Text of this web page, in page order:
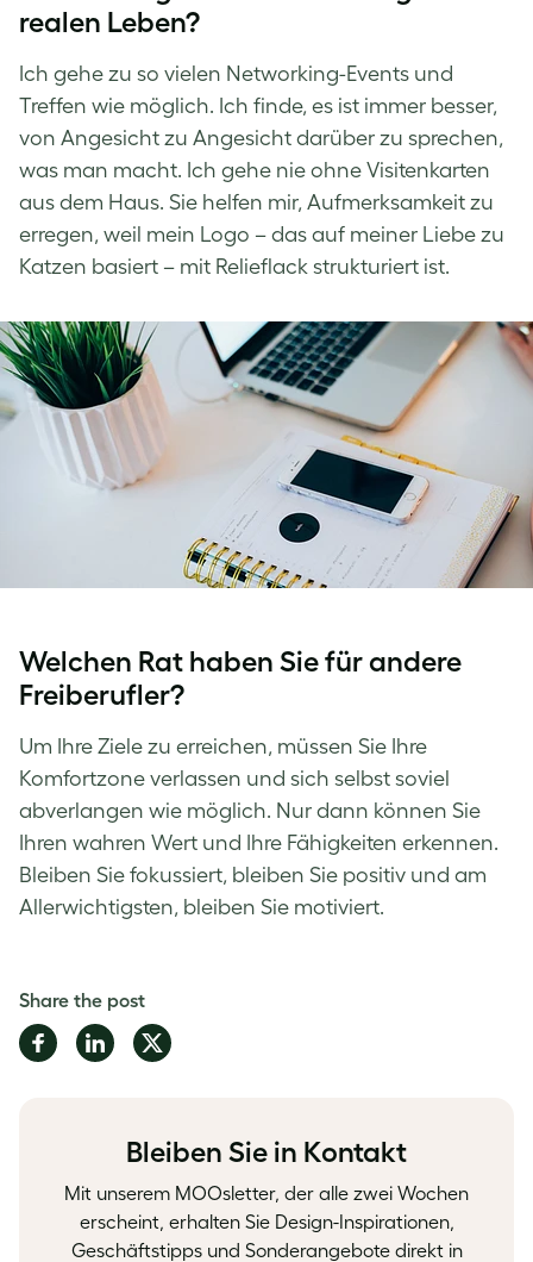
realen Leben?
Ich gehe zu so vielen Networking-Events und
Treffen wie möglich. Ich finde, es ist immer besser,
von Angesicht zu Angesicht darüber zu sprechen,
was man macht. Ich gehe nie ohne Visitenkarten
aus dem Haus. Sie helfen mir, Aufmerksamkeit zu
erregen, weil mein Logo – das auf meiner Liebe zu
Katzen basiert – mit Relieflack strukturiert ist.
Welchen Rat haben Sie für andere
Freiberufler?
Um Ihre Ziele zu erreichen, müssen Sie Ihre
Komfortzone verlassen und sich selbst soviel
abverlangen wie möglich. Nur dann können Sie
Ihren wahren Wert und Ihre Fähigkeiten erkennen.
Bleiben Sie fokussiert, bleiben Sie positiv und am
Allerwichtigsten, bleiben Sie motiviert.
Share the post
Share
on
Share
on
Share
on
Bleiben Sie in Kontakt
Mit unserem MOOsletter, der alle zwei Wochen
erscheint, erhalten Sie Design-Inspirationen,
Geschäftstipps und Sonderangebote direkt in